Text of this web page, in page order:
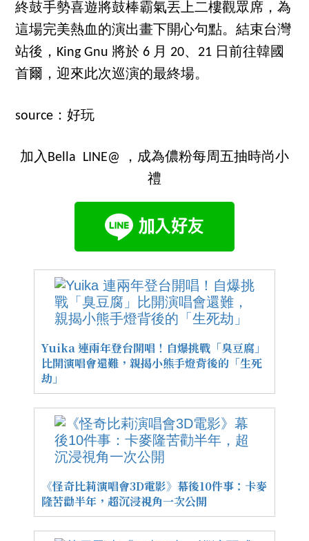
終鼓手勢喜遊將鼓棒霸氣丟上二樓觀眾席，為
這場完美熱血的演出畫下開心句點。結束台灣
站後，King Gnu 將於 6 月 20、21 日前往韓國
首爾，迎來此次巡演的最終場。
source：好玩
加入Bella LINE@ ，成為儂粉每周五抽時尚小
禮
Yuika 連兩年登台開唱！自爆挑戰「臭豆腐」
比開演唱會還難，親揭小熊手燈背後的「生死
劫」
《怪奇比莉演唱會3D電影》幕後10件事：卡麥
隆苦勸半年，超沉浸視角一次公開